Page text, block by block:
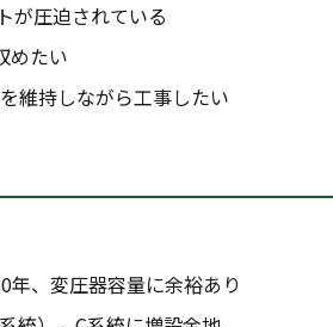
が圧迫されている
めたい
維持しながら工事したい
年、変圧器容量に余裕あり